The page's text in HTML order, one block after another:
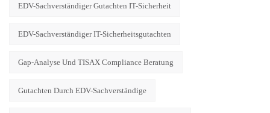
EDV-Sachverständiger Gutachten IT-Sicherheit
EDV-Sachverständiger IT-Sicherheitsgutachten
Gap-Analyse Und TISAX Compliance Beratung
Gutachten Durch EDV-Sachverständige